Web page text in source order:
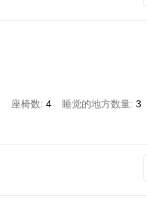
座椅数 4 睡觉的地方数量 3